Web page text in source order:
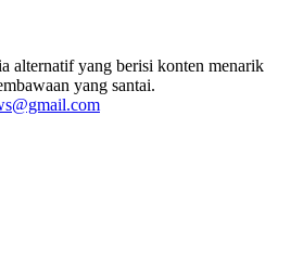
alternatif yang berisi konten menarik
yang santai.